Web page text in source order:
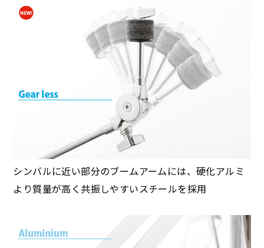
シンバルに近い部分のブームアームには、硬化アルミ
より質量が高く共振しやすいスチールを採用